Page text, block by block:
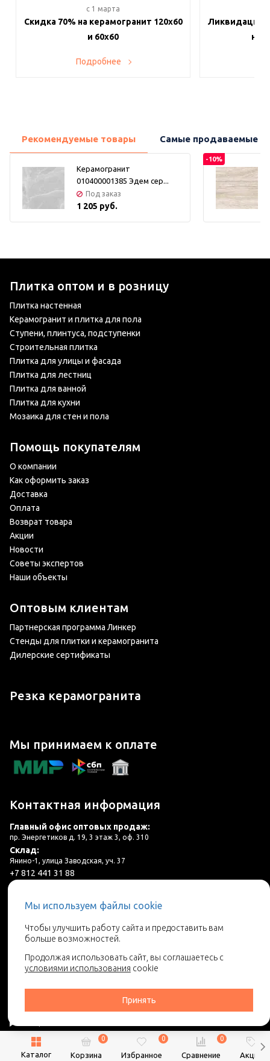
Каталог Корзина
0
Избранное
0
Сравнение
0
Акции
c 1 марта
Скидка 70% на керамогранит 120х60
и 60х60
Подробнее
Ликвидация
на
Рекомендуемые товары Самые продаваемые
Керамогранит
010400001385 Эдем сер...
Под заказ
1 205 руб.
-10%
Плитка оптом и в розницу
Плитка настенная
Керамогранит и плитка для пола
Ступени, плинтуса, подступенки
Строительная плитка
Плитка для улицы и фасада
Плитка для лестниц
Плитка для ванной
Плитка для кухни
Мозаика для стен и пола
Помощь покупателям
О компании
Как оформить заказ
Доставка
Оплата
Возврат товара
Акции
Новости
Советы экспертов
Наши объекты
Оптовым клиентам
Партнерская программа Линкер
Стенды для плитки и керамогранита
Дилерские сертификаты
Резка керамогранита
Мы принимаем к оплате
Контактная информация
Главный офис оптовых продаж:
пр. Энергетиков д. 19, 3 этаж 3, оф. 310
Склад:
Янино-1, улица Заводская, уч. 37
+7 812 441 31 88
plitka@lincer.ru
3 салона в г. Санкт-Петербург и ЛО
2026 © Линкер - Ваш поставщик керамической плитки
Мы используем файлы cookie
Чтобы улучшить работу сайта и предоставить вам
больше возможностей.
Продолжая использовать сайт, вы соглашаетесь с
условиями использования cookie
Принять